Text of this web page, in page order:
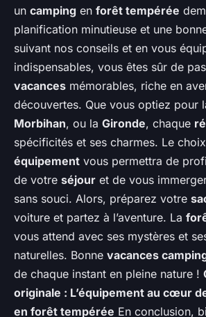
un camping en forêt tempérée
planification minutieuse et une
suivant nos conseils et en vous
indispensables, vous êtes sûr de
vacances mémorables, riche en
découvertes. Que vous optiez pour
Morbihan, ou la Gironde, chaque
spécificités et ses charmes. Le
équipement vous permettra de
de votre séjour et de vous
sans souci. Alors, préparez votre
voiture et partez à l’aventure. La
vous attend avec ses mystères et
naturelles. Bonne vacances
de chaque instant en pleine nature !
originale : L’équipement au cœur
en forêt tempérée En conclusion,